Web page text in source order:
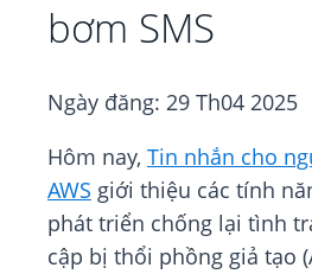
bơm SMS
Ngày đăng: 29 Th04 2025
Hôm nay, Tin nhắn cho
AWS giới thiệu các tính
phát triển chống lại tình
cập bị thổi phồng giả tạo